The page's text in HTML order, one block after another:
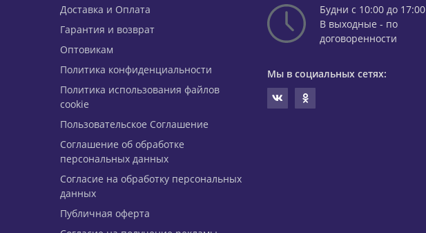
Доставка и Оплата
Гарантия и возврат
Оптовикам
Политика конфиденциальности
Политика использования файлов
cookie
Пользовательское Соглашение
Соглашение об обработке
персональных данных
Согласие на обработку персональных
данных
Публичная оферта
Будни с 10:00 до 17:00
В выходные - по
договоренности
Мы в социальных сетях: